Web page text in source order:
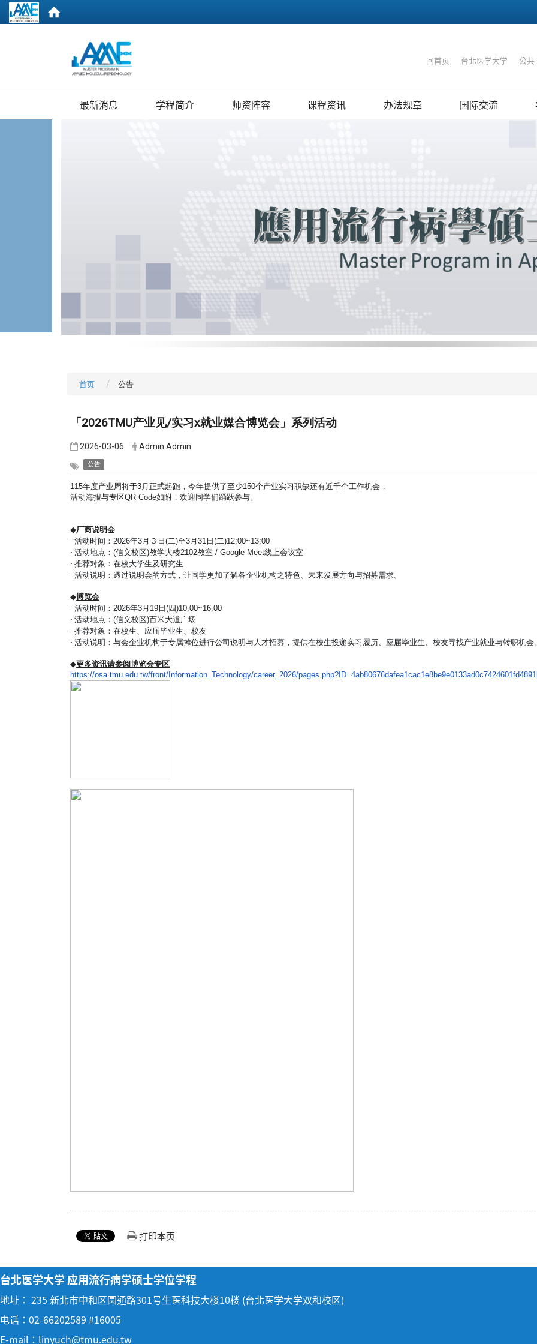
回首页
台北医学大学 公共
最新消息 学程简介 师资阵容 课程资讯 办法规章 国际交流
首页 公告
「2026TMU产业见/实习x就业媒合博览会」系列活动
2026-03-06 Admin Admin
公告
115年度产业周将于3 月正式起跑，今年提供了至少150个产业实习职缺还有近千个工作机会，
活动海报与专区QR Code如附，欢迎同学们踊跃参与。
◆厂商说明会
· 活动时间：2026年3 月３日(二)至3月31日(二)12:00~13:00
· 活动地点：(信义校区)教学大楼2102教室 / Google Meet线上会议室
· 推荐对象：在校大学生及研究生
· 活动说明： 透过说明会的方式，让同学更加了解各企业机构之特色、 未来发展方向与招募需求。
◆博览会
· 活动时间：2026年3 月19日(四)10:00~16:00
· 活动地点：(信义校区)百米大道广场
· 推荐对象：在校生、应届毕业生、校友
· 活动说明：与会企业机构于专属摊位进行公司说明与人才招募， 提供在校生投递实习履历、应届毕业生、 校友寻找产业就业与转职机会。
◆更多资讯请参阅博览会专区
https://osa.tmu.edu.tw/front/ Information_Technology/career_ 2026/pages.php?ID=4ab80676dafea1cac1e8be9e0133ad
打印本页
台北医学大学 应用流行病学硕士学位学程
地址： 235 新北市中和区圆通路301号生医科技大楼10楼 (台北医学大学双和校区)
电话：02-66202589 #16005
E-mail：linyuch@tmu.edu.tw